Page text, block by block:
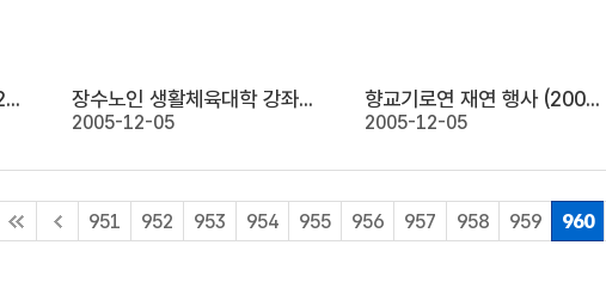
바른정치후원의날 행사 1 (2005. 11. 24) 장수노인 생활체육대학 강좌 (2005. 11. 23)
2005-12-05
향교기로연 재연 행사 (2005. 11. 22)
2005-12-05
951 952 953 954 955 956 957 958 959 960